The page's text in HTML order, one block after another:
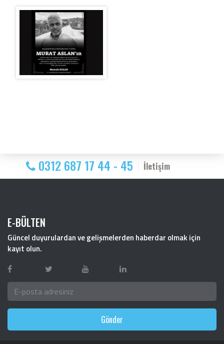
0312 687 17 44 - 45 İletişim
E-BÜLTEN
Güncel duyurulardan ve gelişmelerden haberdar olmak için
kayıt olun.
Gönder